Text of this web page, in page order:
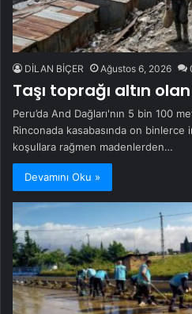
DİLAN BİÇER Ağustos 6, 2026
Taşı toprağı altın
Peru’da And Dağları'nın 5 bin 100
Rinconada kasabasında on binlerce
koşullara rağmen madenlerden…
Devamını Oku »